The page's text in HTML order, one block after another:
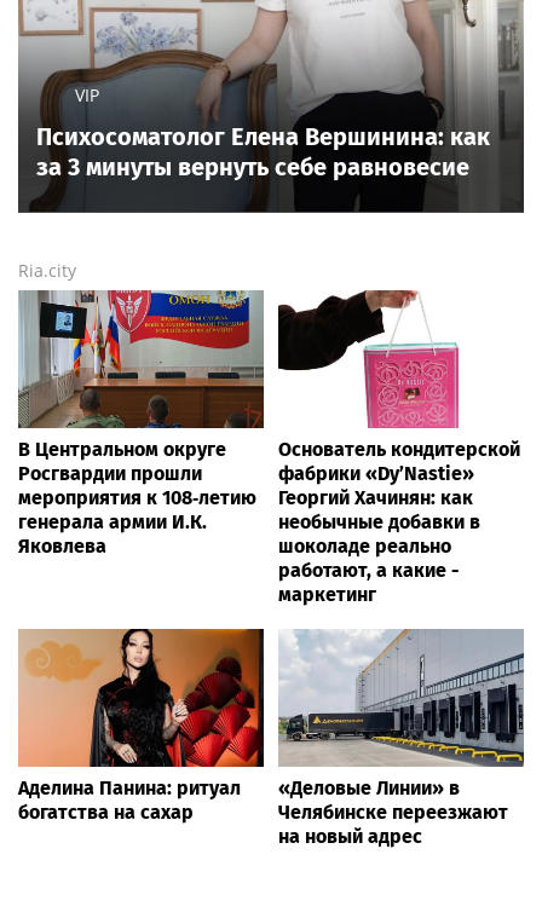
VIP
Психосоматолог Елена Вершинина: как
за 3 минуты вернуть себе равновесие
Ria.city
В Центральном округе
Росгвардии прошли
мероприятия к 108‑летию
генерала армии И.К.
Яковлева
Основатель кондитерской
фабрики «Dy’Nastie»
Георгий Хачинян: как
необычные добавки в
шоколаде реально
работают, а какие -
маркетинг
Аделина Панина: ритуал
богатства на сахар
«Деловые Линии» в
Челябинске переезжают
на новый адрес